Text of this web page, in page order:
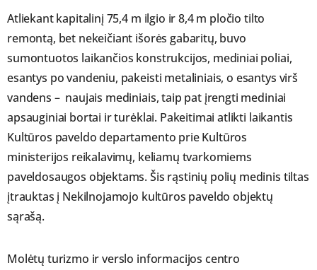
Atliekant kapitalinį 75,4 m ilgio ir 8,4 m pločio tilto
remontą, bet nekeičiant išorės gabaritų, buvo
sumontuotos laikančios konstrukcijos, mediniai poliai,
esantys po vandeniu, pakeisti metaliniais, o esantys virš
vandens – naujais mediniais, taip pat įrengti mediniai
apsauginiai bortai ir turėklai. Pakeitimai atlikti laikantis
Kultūros paveldo departamento prie Kultūros
ministerijos reikalavimų, keliamų tvarkomiems
paveldosaugos objektams. Šis rąstinių polių medinis tiltas
įtrauktas į Nekilnojamojo kultūros paveldo objektų
sąrašą.
Molėtų turizmo ir verslo informacijos centro